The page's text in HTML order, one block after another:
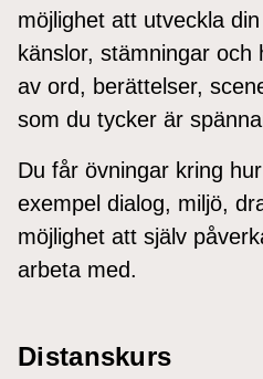
möjlighet att utveckla
känslor, stämningar och
av ord, berättelser,
som du tycker är
Du får övningar kring
exempel dialog, miljö,
möjlighet att själv
arbeta med.
Distanskurs